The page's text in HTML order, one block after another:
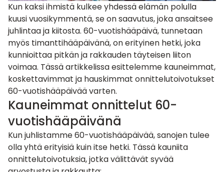
Kun kaksi ihmistä kulkee yhdessä elämän polulla
kuusi vuosikymmentä, se on saavutus, joka ansaitsee
juhlintaa ja kiitosta. 60-vuotishääpäivä, tunnetaan
myös timanttihääpäivänä, on erityinen hetki, joka
kunnioittaa pitkän ja rakkauden täyteisen liiton
voimaa. Tässä artikkelissa esittelemme kauneimmat,
koskettavimmat ja hauskimmat onnittelutoivotukset
60-vuotishääpäivää varten.
Kauneimmat onnittelut 60-
vuotishääpäivänä
Kun juhlistamme 60-vuotishääpäivää, sanojen tulee
olla yhtä erityisiä kuin itse hetki. Tässä kauniita
onnittelutoivotuksia, jotka välittävät syvää